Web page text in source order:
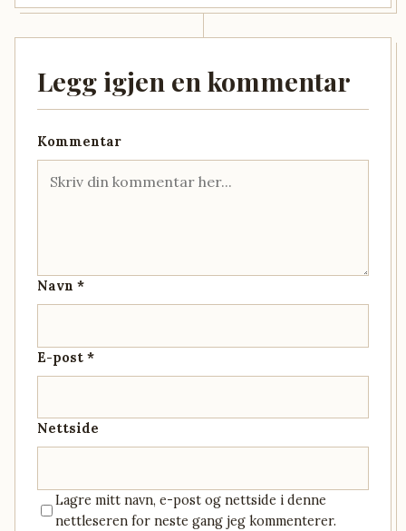
Legg igjen en kommentar
Kommentar
Navn *
E-post *
Nettside
Lagre mitt navn, e-post og nettside i denne
nettleseren for neste gang jeg kommenterer.